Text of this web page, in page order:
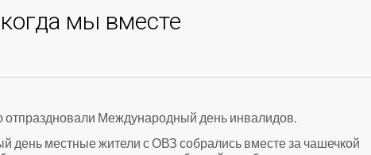
мы вместе
отпраздновали Международный день инвалидов.
день местные жители с ОВЗ собрались вместе за чашечкой